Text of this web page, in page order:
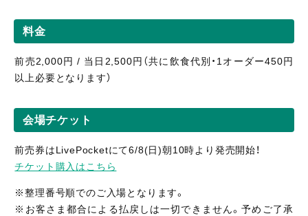
料金
前売2,000円 / 当日2,500円（共に飲食代別・1オーダー450円
以上必要となります）
会場チケット
前売券はLivePocketにて6/8(日)朝10時より発売開始！
チケット購入はこちら
※整理番号順でのご入場となります。
※お客さま都合による払戻しは一切できません。予めご了承